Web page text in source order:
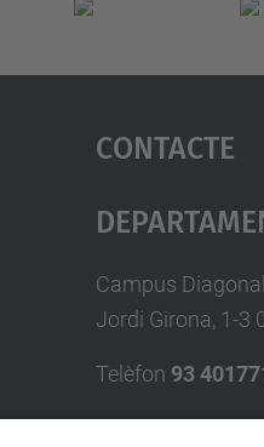
Contacte
Campus
Jordi Girona, 1-3
Telèfon 93